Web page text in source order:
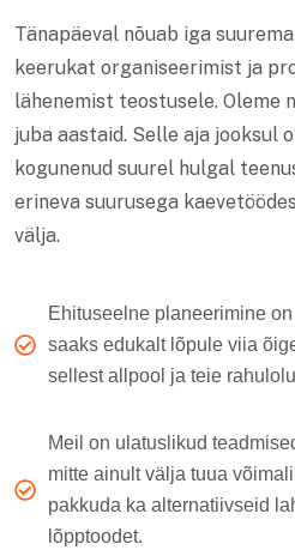
Tänapäeval nõuab iga
keerukat organiseerimist ja
lähenemist teostusele. Oleme
juba aastaid. Selle aja jooksul
kogunenud suurel hulgal
erineva suurusega
välja.
Ehituseelne planeerimine
saaks edukalt lõpule viia
sellest allpool ja teie
Meil on ulatuslikud
mitte ainult välja tuua
pakkuda ka alternatiivseid
lõpptoodet.